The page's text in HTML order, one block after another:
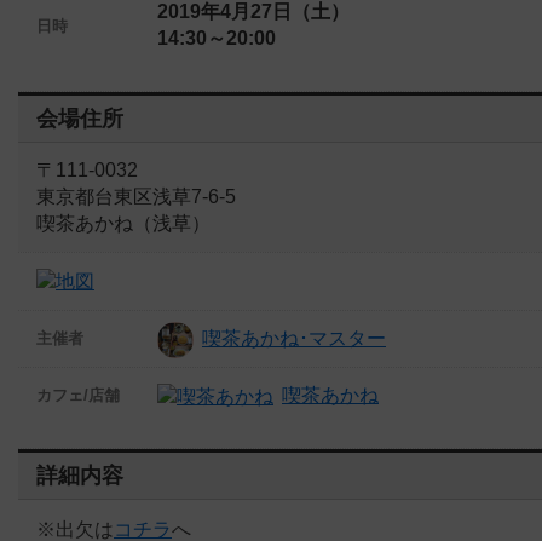
日時
2019年4月27日（土）
14:30～20:00
会場住所
〒111-0032
東京都台東区浅草7-6-5
喫茶あかね（浅草）
主催者 喫茶あかね･マスター
カフェ/店舗 喫茶あかね
詳細内容
※出欠は コチラへ